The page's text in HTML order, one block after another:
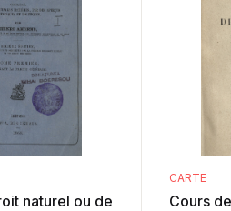
naturel ou de
CARTE
Cours